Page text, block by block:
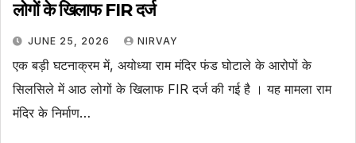
लोगों के खिलाफ FIR दर्ज
JUNE 25, 2026 NIRVAY
एक बड़ी घटनाक्रम में, अयोध्या राम मंदिर फंड घोटाले के आरोपों के
सिलसिले में आठ लोगों के खिलाफ FIR दर्ज की गई है । यह मामला राम
मंदिर के निर्माण…